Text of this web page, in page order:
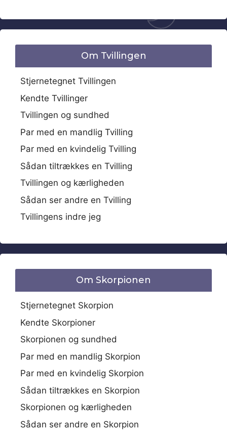
Om Tvillingen
Stjernetegnet Tvillingen
Kendte Tvillinger
Tvillingen og sundhed
Par med en mandlig Tvilling
Par med en kvindelig Tvilling
Sådan tiltrækkes en Tvilling
Tvillingen og kærligheden
Sådan ser andre en Tvilling
Tvillingens indre jeg
Om Skorpionen
Stjernetegnet Skorpion
Kendte Skorpioner
Skorpionen og sundhed
Par med en mandlig Skorpion
Par med en kvindelig Skorpion
Sådan tiltrækkes en Skorpion
Skorpionen og kærligheden
Sådan ser andre en Skorpion